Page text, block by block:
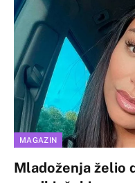
MAGAZIN
Mladoženja želio